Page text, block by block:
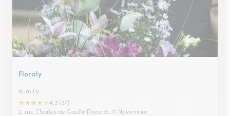
Floraly
Rumilly
★★★★
4.3 (37)
2, rue Charles de Gaulle Place du 11 Novembre